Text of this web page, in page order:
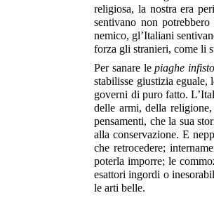
religiosa, la nostra era
sentivano non
nemico, gl’Italiani
forza gli stranieri, come li
Per sanare lepiaghe
stabilisse giustizia eguale,
governi di puro fatto.
delle armi, della
pensamenti, che la sua
allaconservazione. E
che retrocedere;
poterla imporre; le
esattori ingordi o
le arti belle.